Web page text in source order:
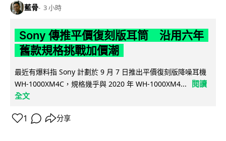
藍骨 3 小時
Sony 傳推平價復刻版耳筒 沿用六年
舊款規格挑戰加價潮
最近有爆料指 Sony 計劃於 9 月 7 日推出平價復刻版降噪耳機
WH-1000XM4C，規格幾乎與 2020 年 WH-1000XM4...
閱讀
全文
1 分享